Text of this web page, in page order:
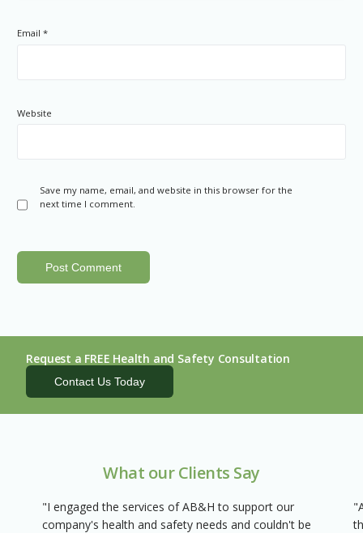
Email*
Website
Save my name, email, and website in this browser for the
next time I comment.
Request a FREE Health and Safety Consultation
Contact Us Today
What our Clients Say
"I engaged the services of AB&H to support our
company's health and safety needs and couldn't be